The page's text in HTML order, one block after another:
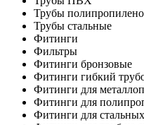
Трубы
Трубы стальные
Фитинги
Фильтры
Фитинги бронзовые
Фитинги гибкий
Фитинги для
Фитинги для
Фитинги для